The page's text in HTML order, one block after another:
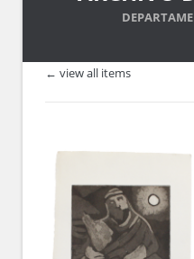
← view all items